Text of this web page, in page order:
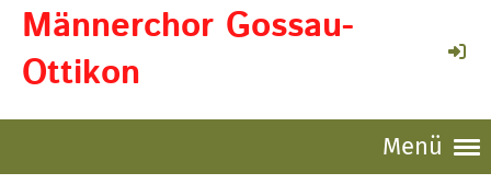
Männerchor Gossau-
Ottikon
Menü